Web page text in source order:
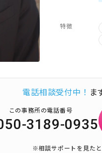
特徴
電話相談受付中！ ま
この事務所の電話番号
3189-0935
※相談サポートを見たと